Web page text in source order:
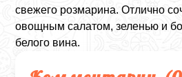
свежего розмарина. Отлично
овощным салатом, зеленью и
белого вина.